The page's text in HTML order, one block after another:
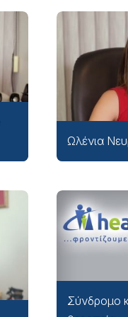
Ωλένια
Σύνδρομο